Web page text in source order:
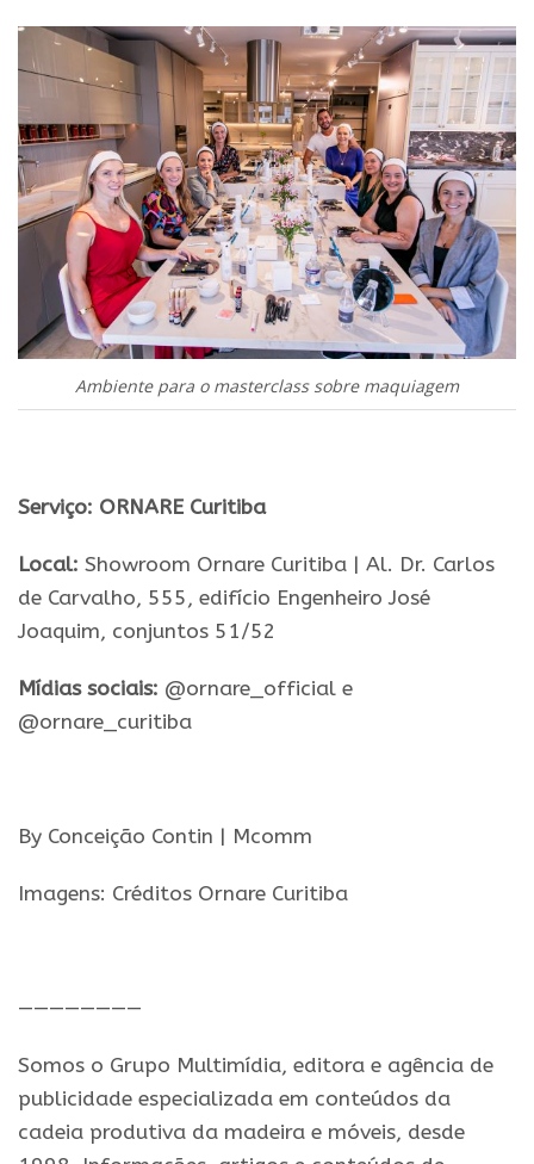
Ambiente para o masterclass sobre maquiagem
Serviço: ORNARE Curitiba
Local: Showroom Ornare Curitiba | Al. Dr. Carlos
de Carvalho, 555, edifício Engenheiro José
Joaquim, conjuntos 51/52
Mídias sociais: @ornare_official e
@ornare_curitiba
By Conceição Contin | Mcomm
Imagens: Créditos Ornare Curitiba
————————
Somos o Grupo Multimídia, editora e agência de
publicidade especializada em conteúdos da
cadeia produtiva da madeira e móveis, desde